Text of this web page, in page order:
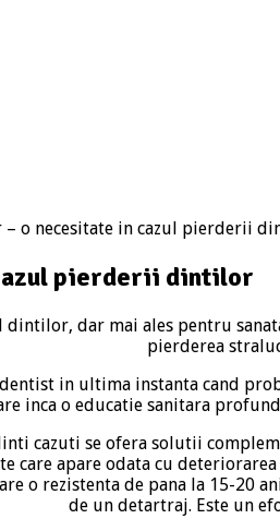
o necesitate in cazul pierderii
pierderii dintilor
dar mai ales pentru
pierderea
in ultima instanta cand
inca o educatie sanitara
cazuti se ofera solutii
care apare odata cu
o rezistenta de pana la 15-
de un detartraj. Este un